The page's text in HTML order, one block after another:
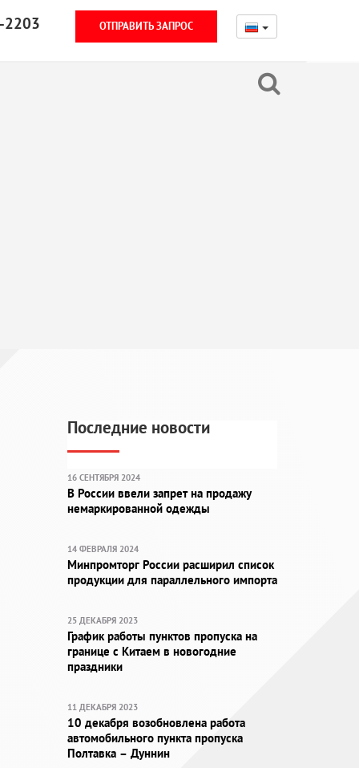
2203 ОТПРАВИТЬ ЗАПРОС
Последние новости
16 СЕНТЯБРЯ 2024
В России ввели запрет на продажу
немаркированной одежды
14 ФЕВРАЛЯ 2024
Минпромторг России расширил список
продукции для параллельного импорта
25 ДЕКАБРЯ 2023
График работы пунктов пропуска на
границе с Китаем в новогодние
праздники
11 ДЕКАБРЯ 2023
10 декабря возобновлена работа
автомобильного пункта пропуска
Полтавка – Дуннин